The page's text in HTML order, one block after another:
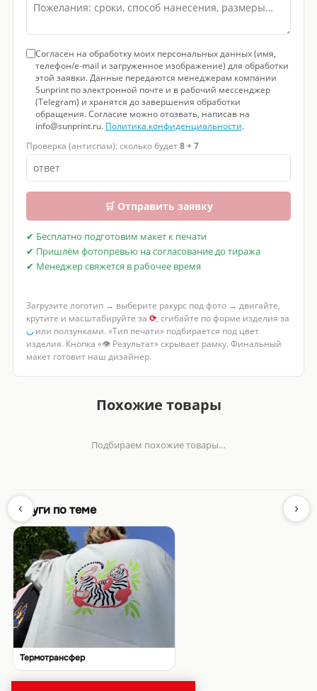
Согласен на обработку моих персональных данных (имя,
телефон/e-mail и загруженное изображение) для обработки
этой заявки. Данные передаются менеджерам компании
Sunprint по электронной почте и в рабочий мессенджер
(Telegram) и хранятся до завершения обработки
обращения. Согласие можно отозвать, написав на
info@sunprint.ru. Политика конфиденциальности.
Проверка (антиспам): сколько будет8 + 7
🛒 Отправить заявку
✔ Бесплатно подготовим макет к печати
✔ Пришлём фотопревью на согласование до тиража
✔ Менеджер свяжется в рабочее время
Загрузите логотип → выберите ракурс под фото → двигайте,
крутите и масштабируйте за ⟳, сгибайте по форме изделия за
◡или ползунками. «Тип печати» подбирается под цвет
изделия. Кнопка «👁 Результат» скрывает рамку. Финальный
макет готовит наш дизайнер.
Похожие товары
‹
Подбираем похожие товары…
›
Услуги по теме
Термотрансфер